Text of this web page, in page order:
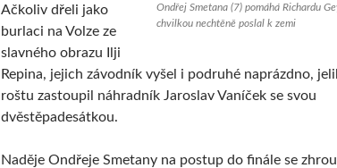
Ondřej Smetana (7) pomáhá Richardu
chvilkou nechtěně poslal k zemi
Ačkoliv dřeli jako
burlaci na Volze ze
slavného obrazu Ilji
Repina, jejich závodník vyšel i podruhé naprázdno,
roštu zastoupil náhradník Jaroslav Vaníček se svou
dvěstěpadesátkou.
Naděje Ondřeje Smetany na postup do finále se